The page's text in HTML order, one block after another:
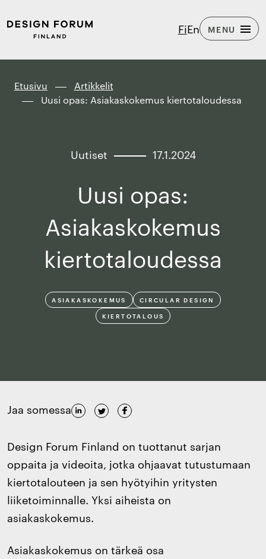
suoraan
Design
Finland
FiEn MENU
Etusivu
Artikkelit
Uusi opas: Asiakaskokemus kiertotaloudessa
Uutiset 17.1.2024
Uusi opas:
Asiakaskokemus
kiertotaloudessa
ASIAKASKOKEMUS
CIRCULAR DESIGN
KIERTOTALOUS
Jaa somessa
Design Forum Finland on tuottanut sarjan
oppaita ja videoita, jotka ohjaavat tutustumaan
kiertotalouteen ja sen hyötyihin yritysten
liiketoiminnalle. Yksi aiheista on
asiakaskokemus.
Asiakaskokemus on tärkeä osa